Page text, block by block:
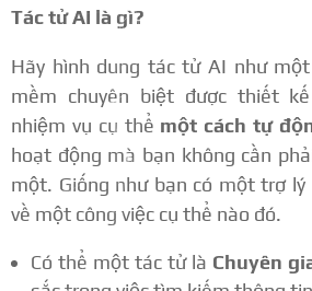
Tác tử AI là gì?
Hãy hình dung tác tử AI như
mềm chuyên biệt được thiết
nhiệm vụ cụ thể một cách tự
hoạt động mà bạn không cần
một. Giống như bạn có một trợ
về một công việc cụ thể nào đó.
Có thể một tác tử là Chuyên